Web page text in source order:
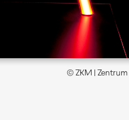
© ZKM | Zentrum